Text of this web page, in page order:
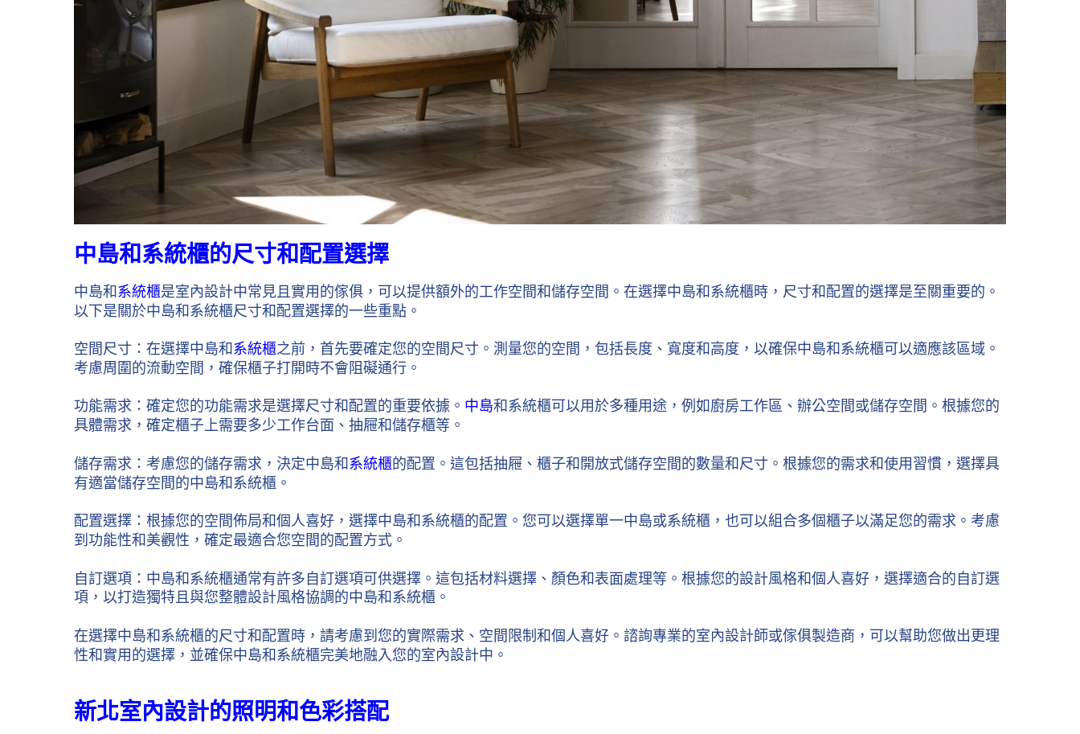
中島和系統櫃的尺寸和配置選擇
中島和 系統櫃是室內設計中常見且實用的傢俱，可以提供額外的工作空間和儲存空間。在選擇中島和系統櫃時，尺寸和配置的選擇是至關重要的。
以下是關於中島和系統櫃尺寸和配置選擇的一些重點。
空間尺寸：在選擇中島和 系統櫃之前，首先要確定您的空間尺寸。測量您的空間，包括長度、寬度和高度，以確保中島和系統櫃可以適應該區域。
考慮周圍的流動空間，確保櫃子打開時不會阻礙通行。
功能需求：確定您的功能需求是選擇尺寸和配置的重要依據。 中島和系統櫃可以用於多種用途，例如廚房工作區、辦公空間或儲存空間。根據您的
具體需求，確定櫃子上需要多少工作台面、抽屜和儲存櫃等。
儲存需求：考慮您的儲存需求，決定中島和 系統櫃的配置。這包括抽屜、櫃子和開放式儲存空間的數量和尺寸。根據您的需求和使用習慣，選擇具
有適當儲存空間的中島和系統櫃。
配置選擇：根據您的空間佈局和個人喜好，選擇中島和系統櫃的配置。您可以選擇單一中島或系統櫃，也可以組合多個櫃子以滿足您的需求。考慮
到功能性和美觀性，確定最適合您空間的配置方式。
自訂選項：中島和系統櫃通常有許多自訂選項可供選擇。這包括材料選擇、顏色和表面處理等。根據您的設計風格和個人喜好，選擇適合的自訂選
項，以打造獨特且與您整體設計風格協調的中島和系統櫃。
在選擇中島和系統櫃的尺寸和配置時，請考慮到您的實際需求、空間限制和個人喜好。諮詢專業的室內設計師或傢俱製造商，可以幫助您做出更理
性和實用的選擇，並確保中島和系統櫃完美地融入您的室內設計中。
新北室內設計的照明和色彩搭配